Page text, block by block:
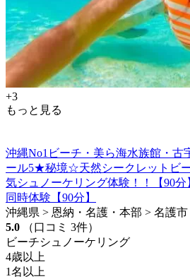
+3
もっと見る
沖縄No1ビーチ・美ら海水族館・
ール5★秘境☆天然シークレットビ
気シュノーケリング体験！！【90
同時体験【90分】
沖縄県 > 恩納・名護・本部 > 名護市
5.0
（口コミ 3件）
ビーチシュノーケリング
4歳以上
1名以上